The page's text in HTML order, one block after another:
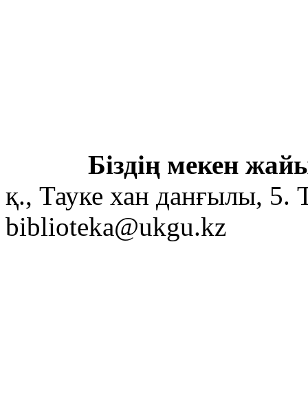
Біздің мекен
қ., Тауке хан данғылы,
biblioteka@ukgu.kz